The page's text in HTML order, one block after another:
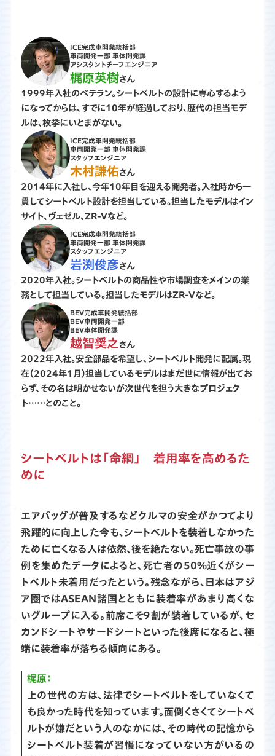
ICE完成車開発統括部
車両開発一部 車体開発課
アシスタントチーフエンジニア
梶原英樹さん
1999年入社のベテラン。シートベルトの設計に専心するよう
になってからは、すでに10年が経過しており、歴代の担当モデ
ルは、枚挙にいとまがない。
ICE完成車開発統括部
車両開発一部 車体開発課
スタッフエンジニア
木村謙佑さん
2014年に入社し、今年10年目を迎える開発者。入社時から一
貫してシートベルト設計を担当している。担当したモデルはイン
サイト、ヴェゼル、ZR-Vなど。
ICE完成車開発統括部
車両開発一部 車体開発課
スタッフエンジニア
渕俊彦さん
2020年入社。シートベルトの商品性や市場調査をメインの業
務として担当している。担当したモデルはZR-Vなど。
BEV完成車開発統括部
BEV車両開発一部
BEV車体開発課
越智奨之 さん
2022年入社。安全部品を希望し、シートベルト開発に配属。現
在（2024年1月）担当しているモデルはまだ世に情報が出てお
らず、その名は明かせないが次世代を担う大きなプロジェク
ト……とのこと。
シートベルトは「命綱」 着用率を高めるた
めに
エアバッグが普及するなどクルマの安全がかつてより
飛躍的に向上した今も、シートベルトを装着しなかった
ために亡くなる人は依然、後を絶たない。死亡事故の事
例を集めたデータによると、死亡者の50%近くがシー
トベルト未着用だったという。残念ながら、日本はアジ
ア圏ではASEAN諸国とともに装着率があまり高くな
いグループに入る。前席こそ９割が装着しているが、セ
カンドシートやサードシートといった後席になると、極
端に装着率が落ちる傾向にある。
梶原：
上の世代の方は、法律でシートベルトをしていなくて
も良かった時代を知っています。面倒くさくてシートベ
ルトが嫌だという人のなかには、その時代の記憶から
シートベルト装着が習慣になっていない方がいるの